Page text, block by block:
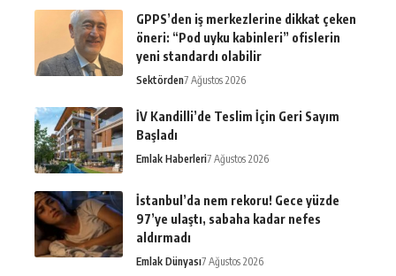
GPPS’den iş merkezlerine dikkat çeken
öneri: “Pod uyku kabinleri” ofislerin
yeni standardı olabilir
Sektörden7 Ağustos 2026
İV Kandilli’de Teslim İçin Geri Sayım
Başladı
Emlak Haberleri7 Ağustos 2026
İstanbul’da nem rekoru! Gece yüzde
97’ye ulaştı, sabaha kadar nefes
aldırmadı
Emlak Dünyası7 Ağustos 2026